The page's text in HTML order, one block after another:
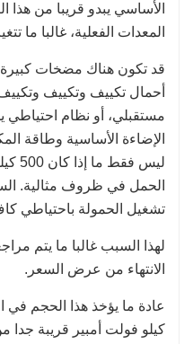
الأساسي يبدو قريبا من هذا
المعدات الفعلية، غالبا ما
قد تكون هناك مضخات
أحمال تكييف وتكييف
مستقبلي، أو نظام
الإضاءة الأساسية وطاقة
ليس
الحمل في ظروف مثالية.
تشغيل الحمولة باحتياطي
الانتهاء من عرض السعر.
كيلو فولت أمبير قريبة جدا